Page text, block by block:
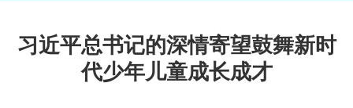
习近平总书记的深情寄望鼓舞新时
代少年儿童成长成才